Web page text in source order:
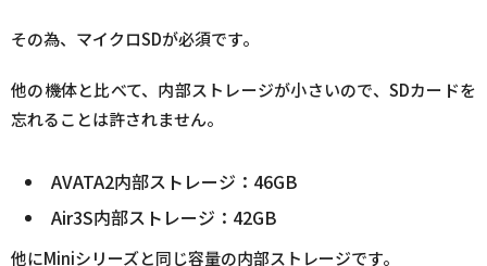
その為、マイクロSDが必須です。
他の機体と比べて、内部ストレージが小さいので、SDカードを
忘れることは許されません。
AVATA2内部ストレージ：46GB
Air3S内部ストレージ：42GB
他にMiniシリーズと同じ容量の内部ストレージです。